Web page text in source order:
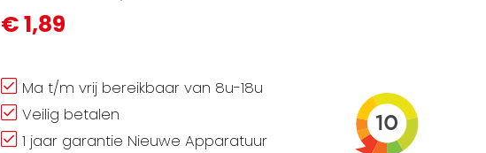
€ 1,89
Ma t/m vrij bereikbaar van 8u-18u
Veilig betalen
1 jaar garantie Nieuwe Apparatuur